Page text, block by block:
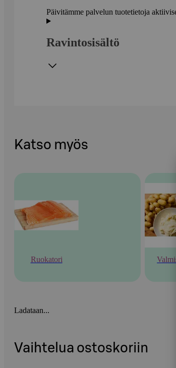
Päivitämme palvelun tuotetietoja
Ravintosisältö
Katso myös
Ruokatori
Ladataan...
Vaihtelua ostoskoriin